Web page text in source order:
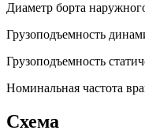
Диаметр борта
Грузоподъемность
Грузоподъемность
Номинальная частота
Схема